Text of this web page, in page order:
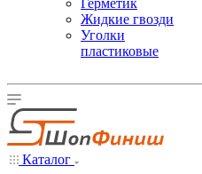
Герметик
Жидкие гвозди
Уголки
пластиковые
Каталог